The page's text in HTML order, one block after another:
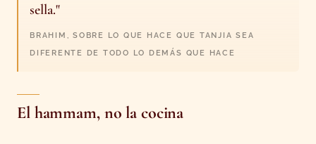
sella."
BRAHIM, SOBRE LO QUE HACE QUE TANJIA SEA
DIFERENTE DE TODO LO DEMÁS QUE HACE
El hammam, no la cocina